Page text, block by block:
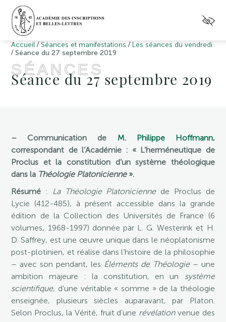
Accueil / Séances et manifestations / Les séances du vendredi
/Séance du 27 septembre 2019
SÉANCES
Séance du 27 septembre 2019
– Communication de M. Philippe Hoffmann,
correspondant de l’Académie : « L’herméneutique de
Proclus et la constitution d’un système théologique
dans la Théologie Platonicienne».
Résumé : La Théologie Platoniciennede Proclus de
Lycie (412-485), à présent accessible dans la grande
édition de la Collection des Universités de France (6
volumes, 1968-1997) donnée par L. G. Westerink et H.
D. Saffrey, est une œuvre unique dans le néoplatonisme
post-plotinien, et réalise dans l’histoire de la philosophie
– avec son pendant, les Éléments de Théologie– une
ambition majeure : la constitution, en un système
scientifique, d’une véritable « somme » de la théologie
enseignée, plusieurs siècles auparavant, par Platon.
Selon Proclus, la Vérité, fruit d’une révélation venue des